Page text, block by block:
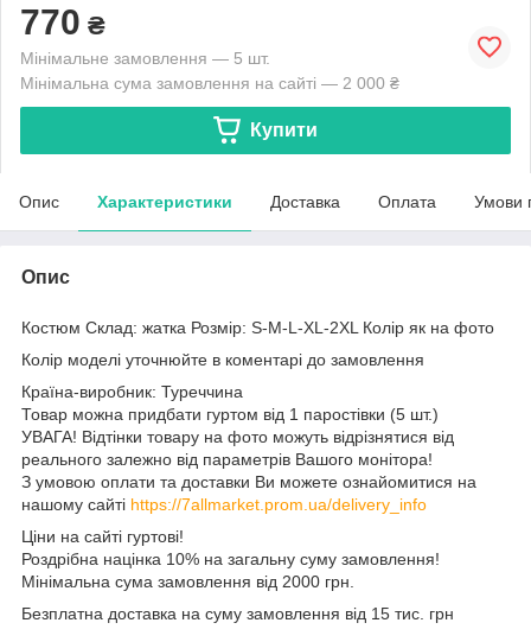
770 ₴
Мінімальне замовлення — 5 шт.
Мінімальна сума замовлення на сайті — 2 000 ₴
Купити
Опис Характеристики Доставка Оплата Умови
Опис
Костюм Склад: жатка Розмір: S-M-L-XL-2XL Колір як на фото
Колір моделі уточнюйте в коментарі до замовлення
Країна-виробник: Туреччина
Товар можна придбати гуртом від 1 паростівки (5 шт.)
УВАГА! Відтінки товару на фото можуть відрізнятися від
реального залежно від параметрів Вашого монітора!
З умовою оплати та доставки Ви можете ознайомитися на
нашому сайті https://7allmarket.prom.ua/delivery_info
Ціни на сайті гуртові!
Роздрібна націнка 10% на загальну суму замовлення!
Мінімальна сума замовлення від 2000 грн.
Безплатна доставка на суму замовлення від 15 тис. грн